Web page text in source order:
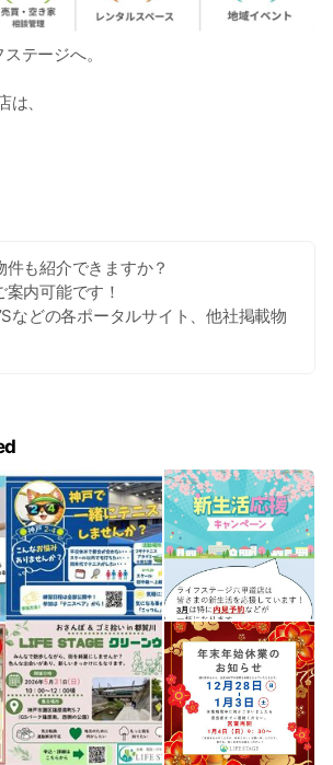
テージへ。
は、
く、レンタルスペースの運営や地域イベン
るたびに寄り添える存在でありたいと考
産相談
運営
件も紹介できますか？
内可能です！
などの各ポータルサイト、他社掲載物
能
く必要はありますか？
せん。
介可能な物件をまとめてご案内できま
回る必要はありません。
りますか？
北に5分、阪急六甲駅から南に10分の場
すが大丈夫ですか？
です。